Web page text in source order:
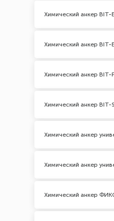
Химический анкер BIT-
Химический анкер BIT-
Химический анкер BIT-
Химический анкер BIT-
Химический анкер
Химический анкер
Химический анкер